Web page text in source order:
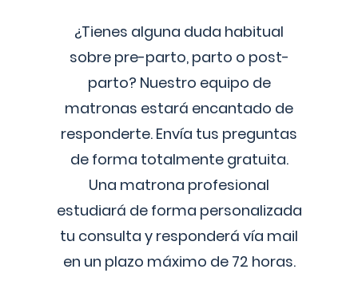
¿Tienes alguna duda habitual
sobre pre-parto, parto o post-
parto? Nuestro equipo de
matronas estará encantado de
responderte. Envía tus preguntas
de forma totalmente gratuita.
Una matrona profesional
estudiará de forma personalizada
tu consulta y responderá vía mail
en un plazo máximo de 72 horas.